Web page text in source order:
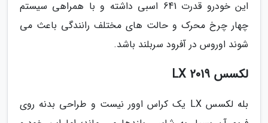
این خودرو قدرت 641 اسبی داشته و با همراهی سیستم
چهار چرخ محرک و حالت های مختلف رانندگی باعث می
شوند اوروس در آفرود سربلند باشد.
لکسس LX 2019
بله لکسس LX یک کراس اوور نیست و طراحی بدنه روی